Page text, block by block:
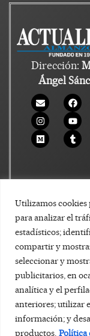
Utilizamos cookies
para analizar el
estadísticos;
compartir y
seleccionar y
publicitarios, en
analítica y el
anteriores; utilizar
información; y
productos. Política
Dirección:
Ángel